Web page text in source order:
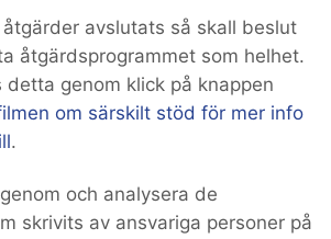
avslutats så skall beslut
åtgärdsprogrammet som helhet.
detta genom klick på knappen
om särskilt stöd för mer info
.
och analysera de
skrivits av ansvariga personer på